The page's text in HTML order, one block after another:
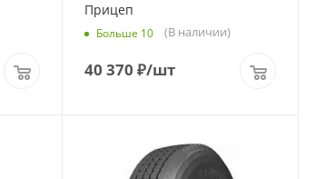
Прицеп
Больше 10 (В наличии)
40 370 ₽/шт